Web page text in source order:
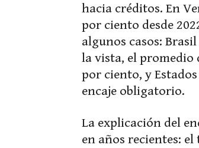
hacia créditos. En
por ciento desde
algunos casos:
la vista, el promedio
por ciento, y
encaje obligatorio.
La explicación del
en años recientes: